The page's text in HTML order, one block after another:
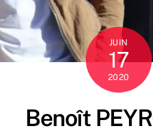
JUIN
17
2020
Benoît